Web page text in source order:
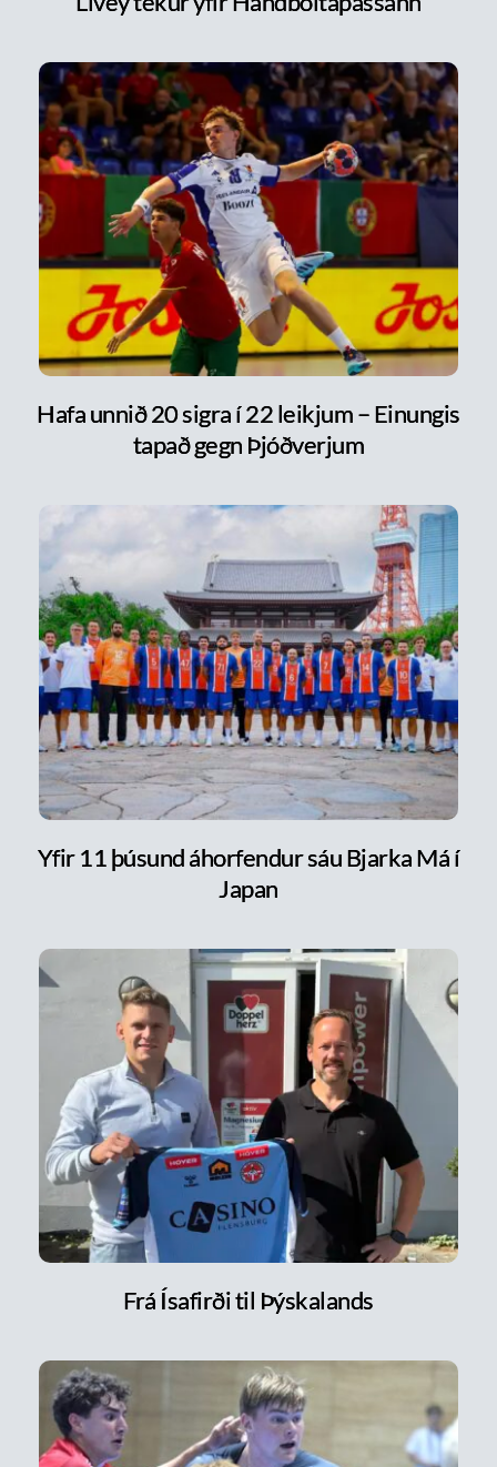
Hafa unnið 20 sigra í 22 leikjum – Einungis
tapað gegn Þjóðverjum
Yfir 11 þúsund áhorfendur sáu Bjarka Má í
Japan
Frá Ísafirði til Þýskalands